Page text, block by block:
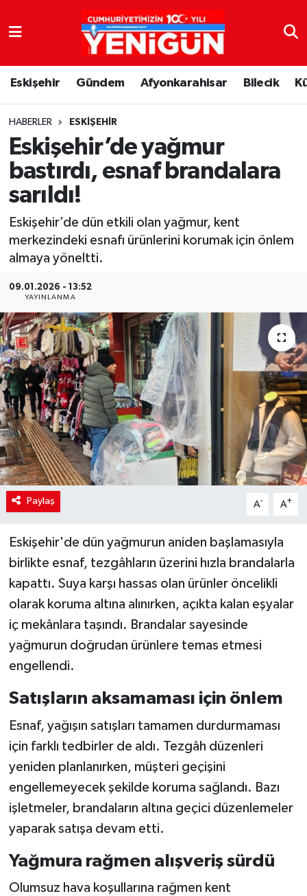
Eskişehir Gündem Afyonkarahisar Bilecik
HABERLER ESKIŞEHIR
Eskişehir’de yağmur
bastırdı, esnaf brandalara
sarıldı!
Eskişehir’de dün etkili olan yağmur, kent
merkezindeki esnafı ürünlerini korumak için önlem
almaya yöneltti.
09.01.2026 - 13:52
YAYINLANMA
Paylaş A- A+
Eskişehir'de dün yağmurun aniden başlamasıyla
birlikte esnaf, tezgâhların üzerini hızla brandalarla
kapattı. Suya karşı hassas olan ürünler öncelikli
olarak koruma altına alınırken, açıkta kalan eşyalar
iç mekânlara taşındı. Brandalar sayesinde
yağmurun doğrudan ürünlere temas etmesi
engellendi.
Satışların aksamaması için önlem
Esnaf, yağışın satışları tamamen durdurmaması
için farklı tedbirler de aldı. Tezgâh düzenleri
yeniden planlanırken, müşteri geçişini
engellemeyecek şekilde koruma sağlandı. Bazı
işletmeler, brandaların altına geçici düzenlemeler
yaparak satışa devam etti.
Yağmura rağmen alışveriş sürdü
Olumsuz hava koşullarına rağmen kent
Nöbetçi Eczaneler
Hava Durumu
Trafik Durumu
Süper Lig Puan Durumu ve Fikstür
Tüm Manşetler
Son Dakika Haberleri
Haber Arşivi